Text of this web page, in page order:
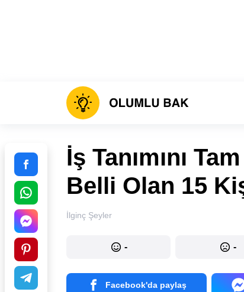
İş Tanımını
Belli Olan 15
İlginç Şeyler
- -
Facebook'da paylaş